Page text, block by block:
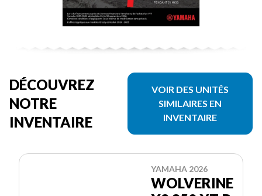
DÉCOUVREZ
NOTRE
INVENTAIRE
VOIR DES UNITÉS
SIMILAIRES EN
INVENTAIRE
YAMAHA 2026
WOLVERINE